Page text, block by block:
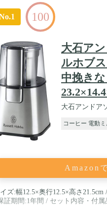
100
大石ア
ルホブ
中挽き
大石アンドア
コーヒー 電動
Amazon
ズ:幅12.5×奥行12.5×高さ
証期間:1年間 / セット内容・付